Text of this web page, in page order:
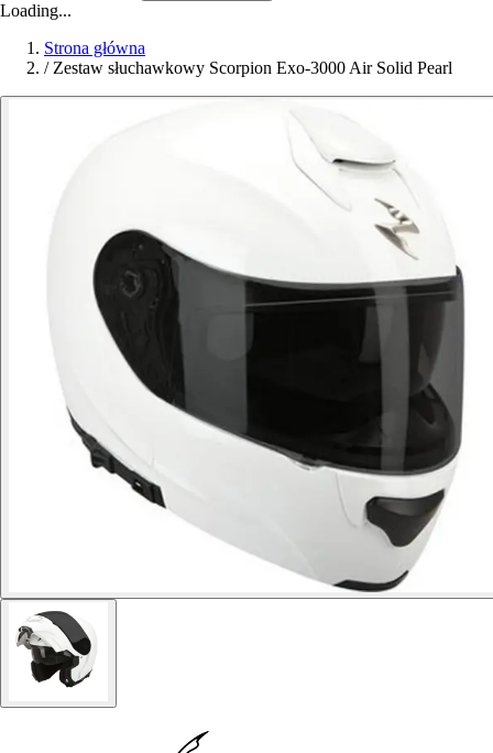
Loading...
Strona główna
/ Zestaw słuchawkowy Scorpion Exo-3000 Air Solid Pearl